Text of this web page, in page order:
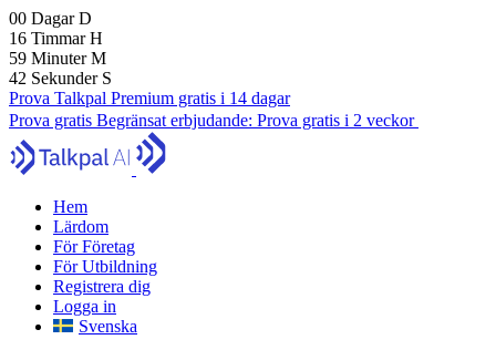
00 DagarD
16 TimmarH
59 MinuterM
41 Sekunder S
Prova Talkpal Premium gratis i 14 dagar
Prova gratis Begränsat erbjudande: Prova gratis i 2 veckor
Hem
Lärdom
För Företag
För Utbildning
Registrera dig
Logga in
Svenska